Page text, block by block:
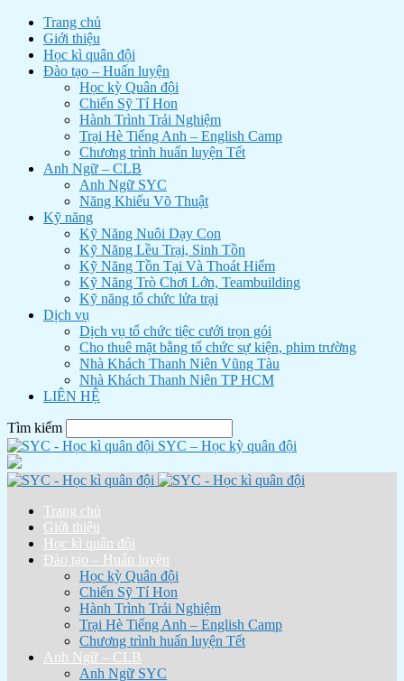
Trang chủ
Giới thiệu
Học kì quân đội
Đào tạo – Huấn luyện
Học kỳ Quân đội
Chiến Sỹ Tí Hon
Hành Trình Trải Nghiệm
Trại Hè Tiếng Anh – English Camp
Chương trình huấn luyện Tết
Anh Ngữ – CLB
Anh Ngữ SYC
Năng Khiếu Võ Thuật
Kỹ năng
Kỹ Năng Nuôi Dạy Con
Kỹ Năng Lều Trại, Sinh Tồn
Kỹ Năng Tồn Tại Và Thoát Hiểm
Kỹ Năng Trò Chơi Lớn, Teambuilding
Kỹ năng tổ chức lửa trại
Dịch vụ
Dịch vụ tổ chức tiệc cưới trọn gói
Cho thuê mặt bằng tổ chức sự kiện, phim trường
Nhà Khách Thanh Niên Vũng Tàu
Nhà Khách Thanh Niên TP HCM
LIÊN HỆ
Tìm kiếm
SYC – Học kỳ quân đội
Trang chủ
Giới thiệu
Học kì quân đội
Đào tạo – Huấn luyện
Học kỳ Quân đội
Chiến Sỹ Tí Hon
Hành Trình Trải Nghiệm
Trại Hè Tiếng Anh – English Camp
Chương trình huấn luyện Tết
Anh Ngữ – CLB
Anh Ngữ SYC